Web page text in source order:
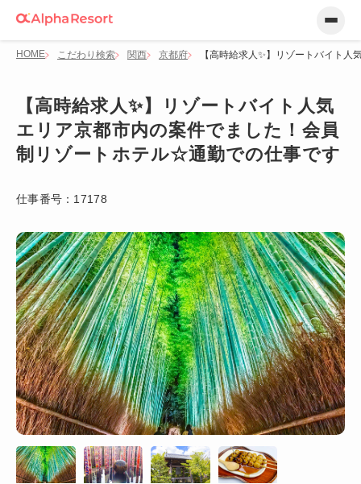
HOME こだわり検索 関西 京都府 【高時給求人✨】リゾートバイト
【高時給求人✨】リゾートバイト人気
エリア京都市内の案件でました！会員
制リゾートホテル☆通勤での仕事です
仕事番号： 17178